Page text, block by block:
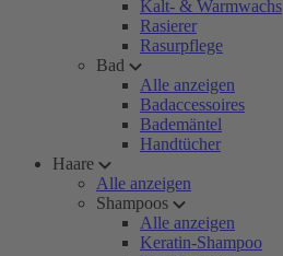
Kalt- & Warmwachs
Rasierer
Rasurpflege
Bad
Alle anzeigen
Badaccessoires
Bademäntel
Handtücher
Haare
Alle anzeigen
Shampoos
Alle anzeigen
Keratin-Shampoo